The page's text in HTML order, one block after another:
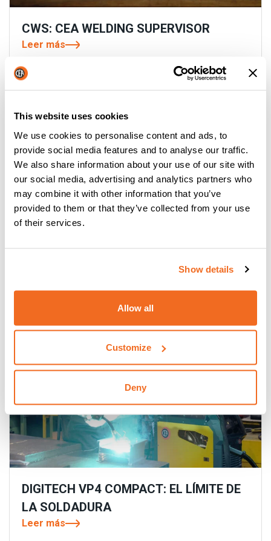
This website uses cookies
We use cookies to personalise content and ads, to
provide social media features and to analyse our traffic.
We also share information about your use of our site with
our social media, advertising and analytics partners who
may combine it with other information that you’ve
provided to them or that they’ve collected from your use
of their services.
Show details
Allow all
Customize
Deny
CWS: CEA WELDING SUPERVISOR
Leer más
LA SOLDADURA EN ASTILLEROS
DIGITECH VP4 COMPACT: EL LÍMITE DE
LA SOLDADURA
Leer más